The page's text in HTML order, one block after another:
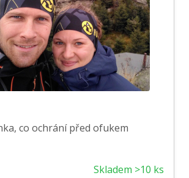
co ochrání před ofukem
Skladem >10 ks